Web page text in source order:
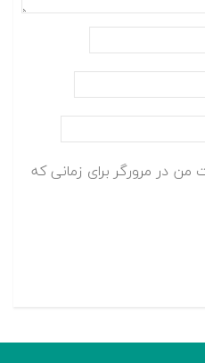
من در مرورگر برای زمانی که